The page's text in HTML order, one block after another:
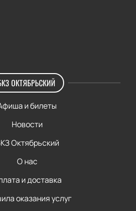
ОКТЯБРЬСКИЙ
и билеты
Новости
Октябрьский
О нас
и доставка
оказания услуг